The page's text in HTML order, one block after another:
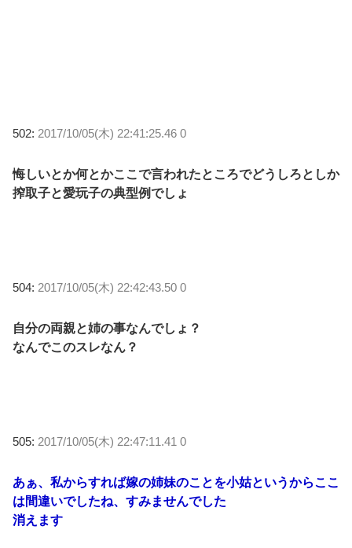
502: 2017/10/05(木) 22:41:25.46 0
悔しいとか何とかここで言われたところでどうしろとしか
搾取子と愛玩子の典型例でしょ
504: 2017/10/05(木) 22:42:43.50 0
自分の両親と姉の事なんでしょ？
なんでこのスレなん？
505: 2017/10/05(木) 22:47:11.41 0
あぁ、私からすれば嫁の姉妹のことを小姑というからここ
は間違いでしたね、すみませんでした
消えます